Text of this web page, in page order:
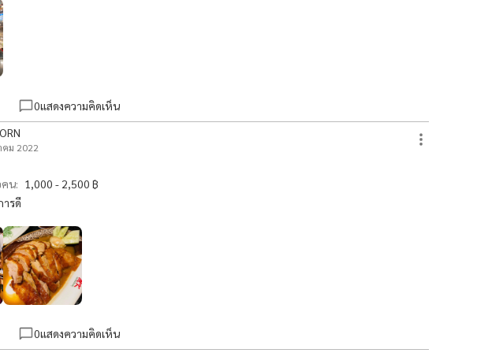
0แสดงความคิดเห็น
ม 2022
น: 1,000 - 2,500 ฿
รดี
0แสดงความคิดเห็น